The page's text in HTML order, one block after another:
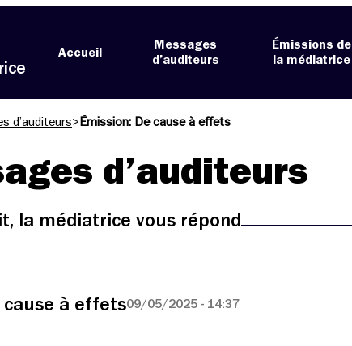
Accueil
Messages
d’auditeurs
Émissions de
la médiatrice
d’auditeurs> Émission: De cause à effets
d’auditeurs
la médiatrice vous répond
cause à effets09/05/2025 - 14:37